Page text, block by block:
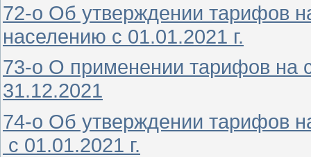
72-о Об утверждении тарифов
населению с 01.01.2021 г.
73-о О применении тарифов на
31.12.2021
74-о Об утверждении тарифов
с 01.01.2021 г.